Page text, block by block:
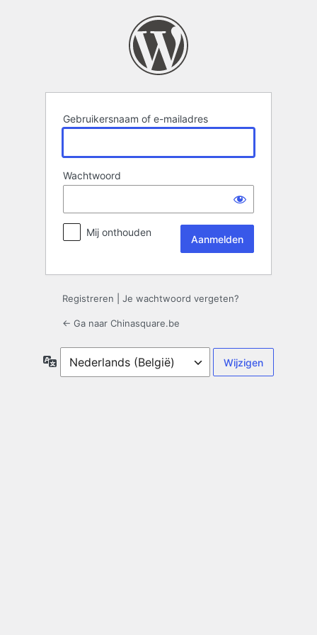
Gebruikersnaam of e-mailadres
Wachtwoord
Mij onthouden
Registreren Je wachtwoord vergeten?
← Ga naar Chinasquare.be
Taal